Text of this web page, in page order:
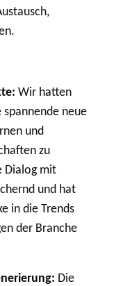
Wir hatten
neue
und
zu
Dialog mit
und hat
in die Trends
der Branche
Die